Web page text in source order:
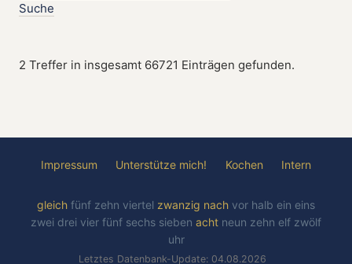
Suche
2 Treffer in insgesamt 66721 Einträgen gefunden.
Impressum Unterstütze mich! Kochen Intern
gleich fünf zehn viertel zwanzig nach vor halb ein eins
zwei drei vier fünf sechs sieben acht neun zehn elf zwölf
uhr
Letztes Datenbank-Update: 04.08.2026